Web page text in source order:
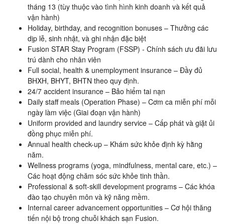
tháng 13 (tùy thuộc vào tình hình kinh doanh và kết quả
vận hành)
Holiday, birthday, and recognition bonuses – Thưởng các
dịp lễ, sinh nhật, và ghi nhận đặc biệt
Fusion STAR Stay Program (FSSP) - Chính sách ưu đãi lưu
trú dành cho nhân viên
Full social, health & unemployment insurance – Đầy đủ
BHXH, BHYT, BHTN theo quy định.
24/7 accident insurance – Bảo hiểm tai nạn
Daily staff meals (Operation Phase) – Cơm ca miễn phí mỗi
ngày làm việc (Giai đoạn vận hành)
Uniform provided and laundry service – Cấp phát và giặt ủi
đồng phục miễn phí.
Annual health check-up – Khám sức khỏe định kỳ hằng
năm.
Wellness programs (yoga, mindfulness, mental care, etc.) –
Các hoạt động chăm sóc sức khỏe tinh thần.
Professional & soft-skill development programs – Các khóa
đào tạo chuyên môn và kỹ năng mềm.
Internal career advancement opportunities – Cơ hội thăng
tiến nội bộ trong chuỗi khách sạn Fusion.